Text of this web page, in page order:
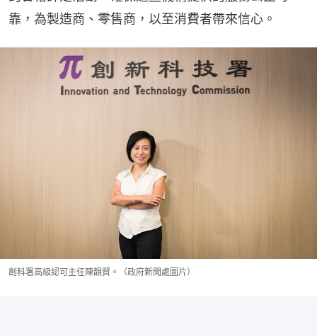
靠，為製造商、零售商，以至消費者帶來信心。
創科署高級認可主任陳韻賢。（政府新聞處圖片）